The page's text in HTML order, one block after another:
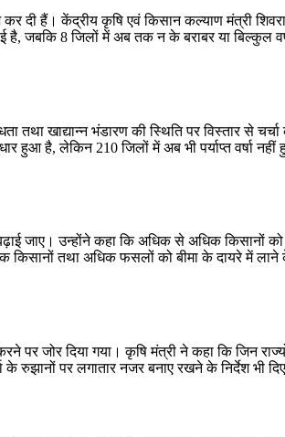
हैं। केंद्रीय कृषि एवं किसान कल्याण मंत्री
जबकि 8 जिलों में अब तक न के बराबर या बिल्कुल
खाद्यान्न भंडारण की स्थिति पर विस्तार से
हुआ है, लेकिन 210 जिलों में अब भी पर्याप्त वर्षा
बढ़ाई जाए। उन्होंने कहा कि अधिक से अधिक
तथा अधिक फसलों को बीमा के दायरे में लाने
पर जोर दिया गया। कृषि मंत्री ने कहा कि जिन
रुझानों पर लगातार नजर बनाए रखने के निर्देश भी